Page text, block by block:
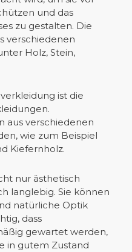
und das
zu gestalten. Die
verschiedenen
Holz, Stein,
ist die
aus verschiedenen
wie zum Beispiel
Kiefernholz.
nur ästhetisch
langlebig. Sie können
natürliche Optik
dass
gewartet werden,
in gutem Zustand